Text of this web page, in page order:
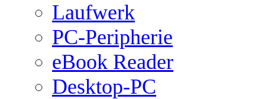
Laufwerk
PC-Peripherie
eBook Reader
Desktop-PC